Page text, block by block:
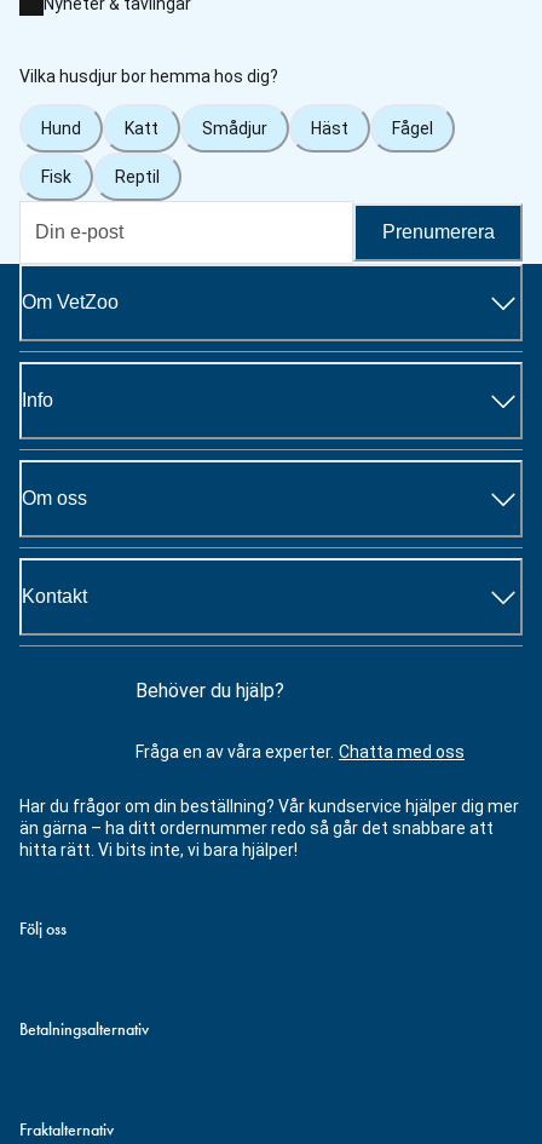
Vilka husdjur bor hemma hos dig?
Hund Katt Smådjur Häst Fågel
Fisk Reptil
Prenumerera
Om VetZoo
Info
Om oss
Kontakt
Behöver du hjälp?
Fråga en av våra experter. Chatta med oss
Har du frågor om din beställning? Vår kundservice hjälper dig mer
än gärna – ha ditt ordernummer redo så går det snabbare att
hitta rätt. Vi bits inte, vi bara hjälper!
Följ oss
Betalningsalternativ
Fraktalternativ